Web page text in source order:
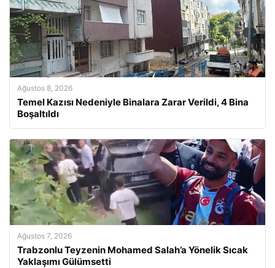
Ağustos 8, 2026
Temel Kazısı Nedeniyle Binalara Zarar Verildi, 4 Bina
Boşaltıldı
Ağustos 7, 2026
Trabzonlu Teyzenin Mohamed Salah’a Yönelik Sıcak
Yaklaşımı Gülümsetti